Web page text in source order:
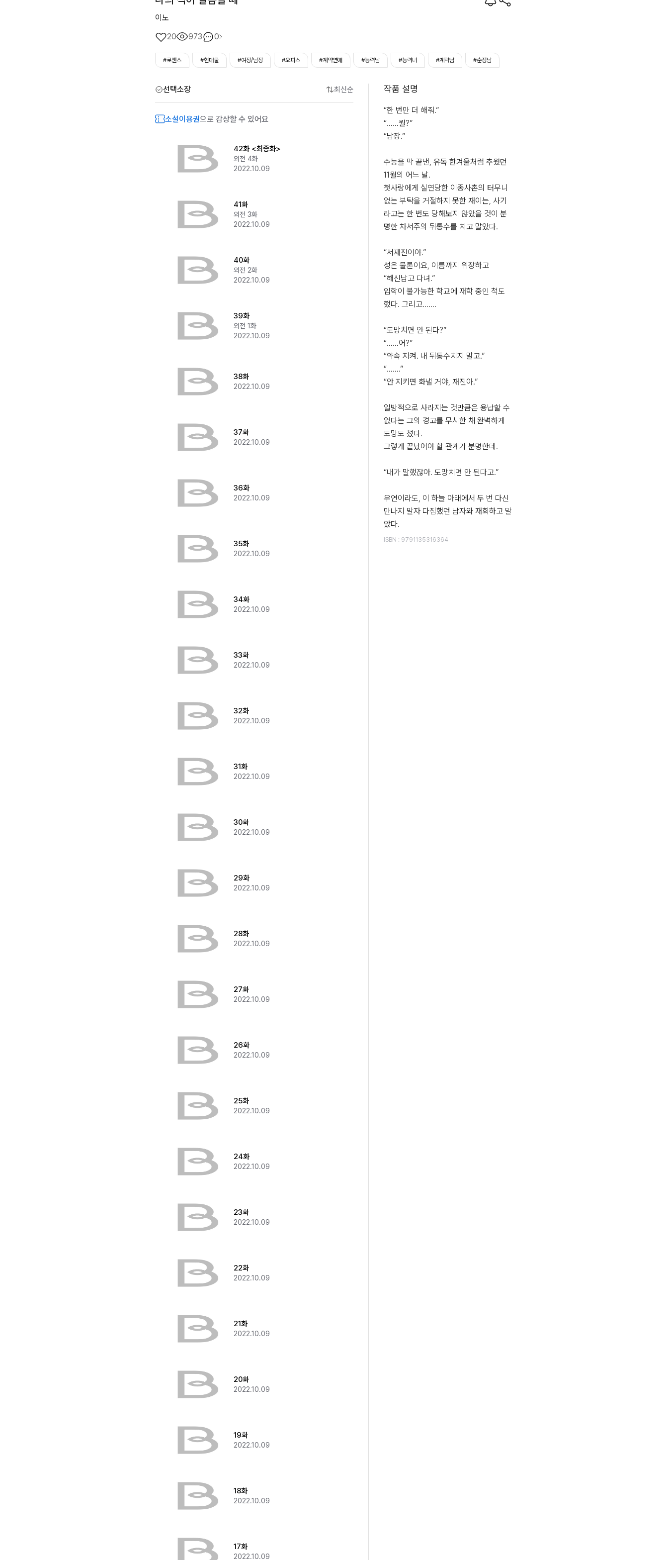
이노
20
973 0
#로맨스 #현대물 #여장/남장 #오피스 #계약연애 #능력남 #능력녀 #계략남 #순정남
선택소장 최신순
소설이용권으로 감상할 수 있어요
42화 <최종화>
외전 4화
2022.10.09
41화
외전 3화
2022.10.09
40화
외전 2화
2022.10.09
39화
외전 1화
2022.10.09
38화
2022.10.09
37화
2022.10.09
36화
2022.10.09
35화
2022.10.09
34화
2022.10.09
33화
2022.10.09
32화
2022.10.09
31화
2022.10.09
30화
2022.10.09
29화
2022.10.09
28화
2022.10.09
27화
2022.10.09
26화
2022.10.09
25화
2022.10.09
24화
2022.10.09
23화
2022.10.09
22화
2022.10.09
21화
2022.10.09
20화
2022.10.09
19화
2022.10.09
18화
2022.10.09
17화
2022.10.09
작품 설명
“한 번만 더 해줘.”
“……뭘?”
“남장.”
수능을 막 끝낸, 유독 한겨울처럼 추웠던
11월의 어느 날.
첫사랑에게 실연당한 이종사촌의 터무니
없는 부탁을 거절하지 못한 재이는, 사기
라고는 한 번도 당해보지 않았을 것이 분
명한 차서주의 뒤통수를 치고 말았다.
“서재진이야.”
성은 물론이요, 이름까지 위장하고
“해신남고 다녀.”
입학이 불가능한 학교에 재학 중인 척도
했다. 그리고…….
“도망치면 안 된다?”
“……어?”
“약속 지켜. 내 뒤통수치지 말고.”
“…….”
“안 지키면 화낼 거야, 재진아.”
일방적으로 사라지는 것만큼은 용납할 수
없다는 그의 경고를 무시한 채 완벽하게
도망도 쳤다.
그렇게 끝났어야 할 관계가 분명한데.
“내가 말했잖아. 도망치면 안 된다고.”
우연이라도, 이 하늘 아래에서 두 번 다신
만나지 말자 다짐했던 남자와 재회하고 말
았다.
ISBN : 9791135316364